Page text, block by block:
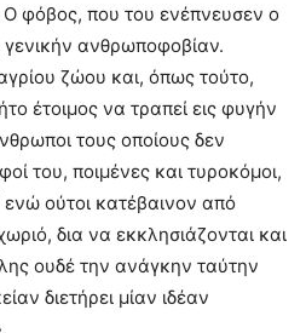
Ο φόβος, που του ενέπνευσεν ο
ανθρωποφοβίαν.
ζώου και, όπως τούτο,
έτοιμος να τραπεί εις φυγήν
τους οποίους δεν
του, ποιμένες και τυροκόμοι,
ενώ ούτοι κατέβαινον από
δια να εκκλησιάζονται και
ουδέ την ανάγκην ταύτην
διετήρει μίαν ιδέαν